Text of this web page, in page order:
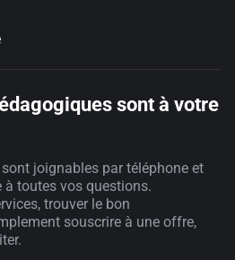
sont à votre
joignables par téléphone et
à toutes vos questions.
trouver le bon
souscrire à une offre,